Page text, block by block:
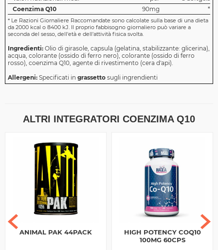
Coenzima Q10
90mg *
* Le Razioni Giornaliere Raccomandate sono calcolate sulla base di una dieta
da 2000 kcal o 8400 kJ. Il proprio fabbisogno giornaliero può variare a
seconda del sesso, dell'età e dell'attività fisica svolta.
Ingredienti: Olio di girasole, capsula (gelatina, stabilizzante: glicerina),
acqua, colorante (ossido di ferro nero), colorante (ossido di ferro
rosso), coenzima Q10, agente di rivestimento (cera d'api).
Allergeni: Specificati in grassetto sugli ingrendienti
ALTRI INTEGRATORI COENZIMA Q10
ANIMAL PAK 44PACK
HIGH POTENCY COQ10
100MG 60CPS